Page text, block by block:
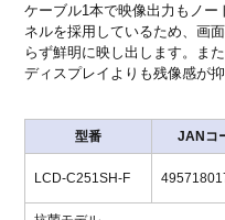
ケーブル1本で映像出力もノ
ネルを採用しているため、画
らず鮮明に映し出します。ま
ディスプレイよりも残像感が
型番 JANコ
LCD-C251SH-F